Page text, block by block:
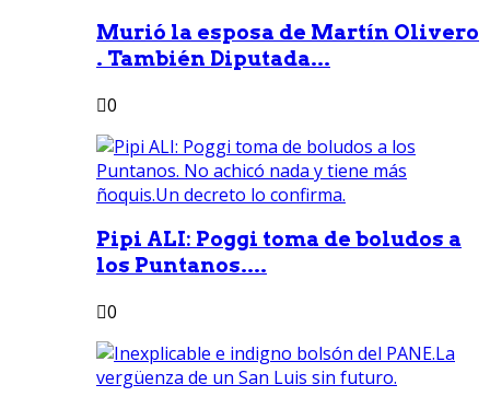
Murió la esposa de Martín Olivero
. También Diputada...
0
Pipi ALI: Poggi toma de boludos a
los Puntanos....
0